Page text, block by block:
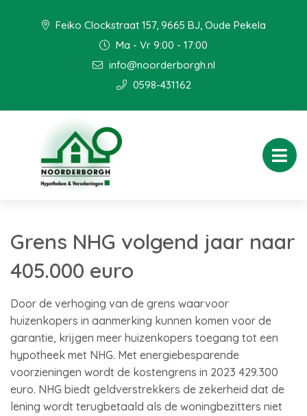
Feiko Clockstraat 157, 9665 BJ, Oude Pekela
Ma - Vr 9:00 - 17:00
info@noorderborgh.nl
0598-431162
Grens NHG volgend jaar naar
405.000 euro
Door de verhoging van de grens waarvoor
huizenkopers in aanmerking kunnen komen voor de
garantie, krijgen meer huizenkopers toegang tot een
hypotheek met NHG. Met energiebesparende
voorzieningen wordt de kostengrens in 2023 429.300
euro. NHG biedt geldverstrekkers de zekerheid dat de
lening wordt terugbetaald als de woningbezitters niet